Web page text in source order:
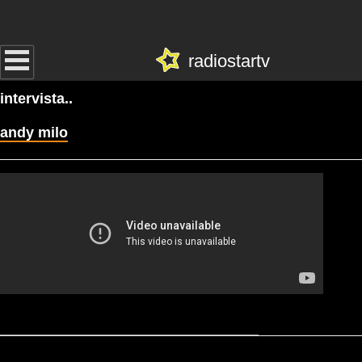
radiostartv
intervista..
andy milo